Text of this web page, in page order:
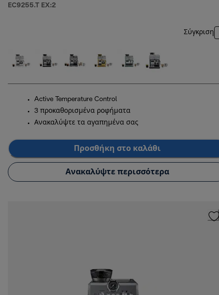
EC9255.T EX:2
Σύγκριση
Active Temperature Control
3 προκαθορισμένα ροφήματα
Ανακαλύψτε τα αγαπημένα σας
Προσθήκη στο καλάθι
Ανακαλύψτε περισσότερα